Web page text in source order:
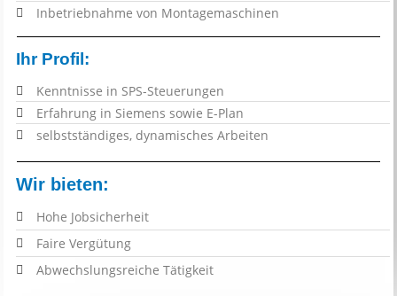
Inbetriebnahme von Montagemaschinen
Ihr Profil:
Kenntnisse in SPS-Steuerungen
Erfahrung in Siemens sowie E-Plan
selbstständiges, dynamisches Arbeiten
Wir bieten:
Hohe Jobsicherheit
Faire Vergütung
Abwechslungsreiche Tätigkeit